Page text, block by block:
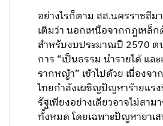
อย่างไรก็ตาม สส.นครราชสีม
เติมว่า นอกเหนือจากกฎเหล็
สำหรับงบประมาณปี 2570 ต
การ “เป็นธรรม นำรายได้ แล
รากหญ้า” เข้าไปด้วย เนื่องจ
ไทยกำลังเผชิญปัญหาร้ายแร
รัฐเพียงอย่างเดียวอาจไม่สา
ทั้งหมด โดยเฉพาะปัญหายาเ